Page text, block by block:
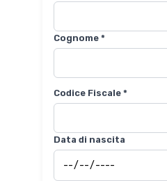
Cognome *
Codice Fiscale *
Data di nascita